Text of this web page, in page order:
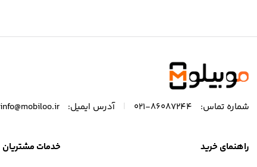
شماره تماس: 86087244-021 آدرس ایمیل: info@mobiloo.ir
راهنمای خرید خدمات مشتریان